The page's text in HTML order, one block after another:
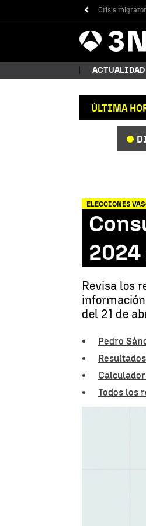
Crisis
Antena
3 Noticias
ACTUALIDAD
ÚLTIMA
ELECCIONES
2024
Revisa los
del 21 de
Pedro
Todos los